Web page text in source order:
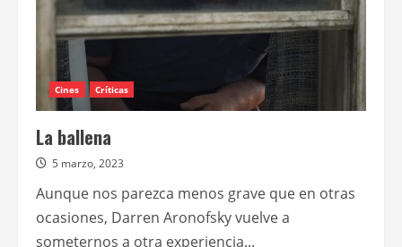
Cines Críticas
La ballena
5 marzo, 2023
Aunque nos parezca menos grave que en otras
ocasiones, Darren Aronofsky vuelve a
someternos a otra experiencia...